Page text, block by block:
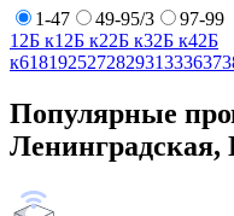
1-47 49-95/3
97-99
1 2Б к1 2Б к22Б к32Б к42Б
к618192527282931333637
Популярные